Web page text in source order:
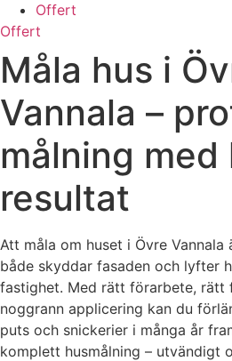
Offert
Offert
Måla hus i
Vannala –
målning
resultat
Att måla om huset i Övre Vannala
både skyddar fasaden och lyfter
fastighet. Med rätt förarbete, rätt
noggrann applicering kan du
puts och snickerier i många år
komplett husmålning – utvändigt